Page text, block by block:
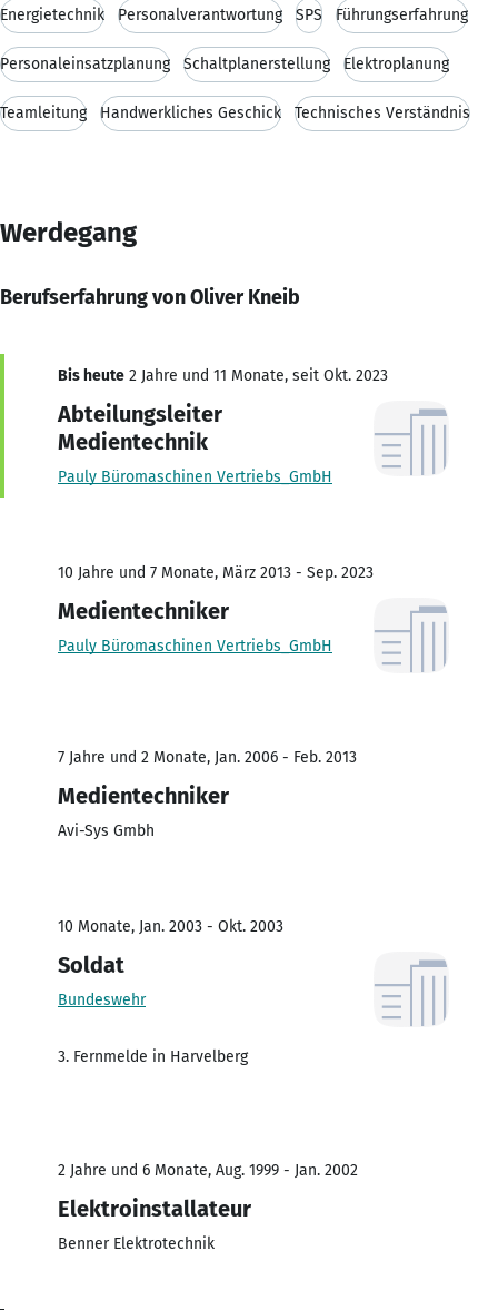
Energietechnik Personalverantwortung SPS Führungserfahrung
Personaleinsatzplanung Schaltplanerstellung Elektroplanung
Teamleitung Handwerkliches Geschick Technisches Verständnis
Werdegang
Berufserfahrung von Oliver Kneib
Bis heute 2 Jahre und 11 Monate, seit Okt. 2023
Abteilungsleiter
Medientechnik
Pauly Büromaschinen Vertriebs_GmbH
10 Jahre und 7 Monate, März 2013 - Sep. 2023
Medientechniker
Pauly Büromaschinen Vertriebs_GmbH
7 Jahre und 2 Monate, Jan. 2006 - Feb. 2013
Medientechniker
Avi-Sys Gmbh
10 Monate, Jan. 2003 - Okt. 2003
Soldat
Bundeswehr
3. Fernmelde in Harvelberg
2 Jahre und 6 Monate, Aug. 1999 - Jan. 2002
Elektroinstallateur
Benner Elektrotechnik